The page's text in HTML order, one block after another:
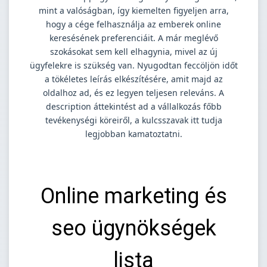
mint a valóságban, így kiemelten figyeljen arra,
hogy a cége felhasználja az emberek online
keresésének preferenciáit. A már meglévő
szokásokat sem kell elhagynia, mivel az új
ügyfelekre is szükség van. Nyugodtan feccöljön időt
a tökéletes leírás elkészítésére, amit majd az
oldalhoz ad, és ez legyen teljesen releváns. A
description áttekintést ad a vállalkozás főbb
tevékenységi köreiről, a kulcsszavak itt tudja
legjobban kamatoztatni.
Online marketing és
seo ügynökségek
lista